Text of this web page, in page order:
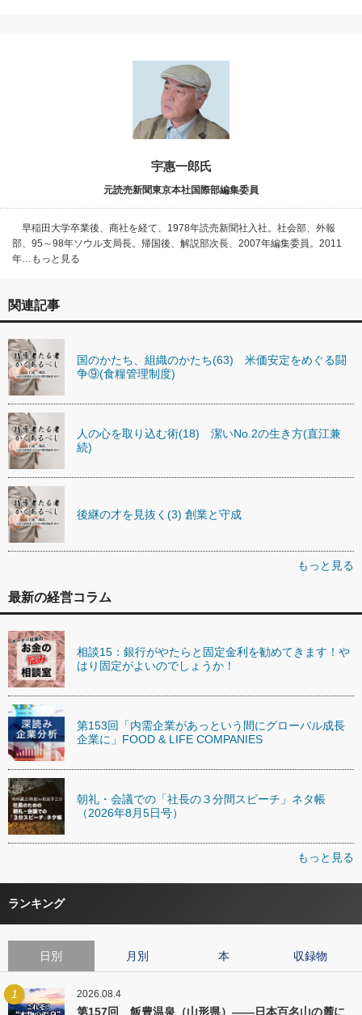
宇惠一郎氏
元読売新聞東京本社国際部編集委員
早稲田大学卒業後、商社を経て、1978年読売新聞社入社。社会部、外報
部、95～98年ソウル支局長。帰国後、解説部次長、2007年編集委員。2011
年…もっと見る
関連記事
国のかたち、組織のかたち(63) 米価安定をめぐる闘
争⑨(食糧管理制度)
人の心を取り込む術(18) 潔いNo.2の生き方(直江兼
続)
後継の才を見抜く(3) 創業と守成
もっと見る
最新の経営コラム
相談15：銀行がやたらと固定金利を勧めてきます！や
はり固定がよいのでしょうか！
第153回「内需企業があっという間にグローバル成長
企業に」FOOD & LIFE COMPANIES
朝礼・会議での「社長の３分間スピーチ」ネタ帳
（2026年8月5日号）
もっと見る
ランキング
日別 月別 本 収録物
1 2026.08.4
第157回 飯豊温泉（山形県）――日本百名山の麓に